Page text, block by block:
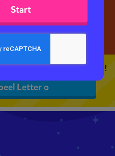
spelen. Speel de eerste!
Letter o
Start